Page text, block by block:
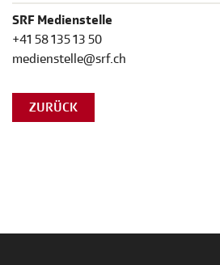
SRF Medienstelle
+41 58 135 13 50
medienstelle@srf.ch
ZURÜCK